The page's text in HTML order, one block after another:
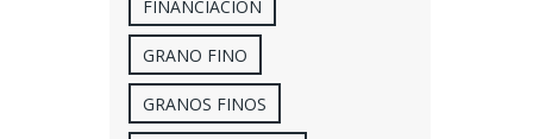
FINANCIACIÓN
GRANO FINO
GRANOS FINOS